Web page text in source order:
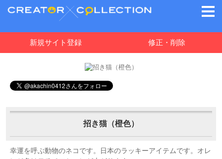
新規サイト登録 修正・削除
招き猫（橙色）
幸運を呼ぶ動物のネコです。日本のラッキーアイテムです。オレ